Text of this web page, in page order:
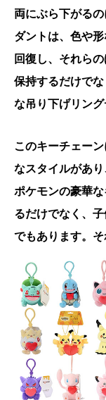
両にぶら下がる
ダントは、色や
回復し、それら
保持するだけで
な吊り下げリング
このキーチェー
なスタイルがあり
ポケモンの豪華
るだけでなく、
でもあります。そ